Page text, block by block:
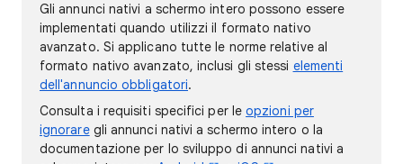
Gli annunci nativi a schermo intero possono essere
implementati quando utilizzi il formato nativo
avanzato. Si applicano tutte le norme relative al
formato nativo avanzato, inclusi gli stessi elementi
dell'annuncio obbligatori.
Consulta i requisiti specifici per leopzioni per
ignoraregli annunci nativi a schermo intero o la
documentazione per lo sviluppo di annunci nativi a